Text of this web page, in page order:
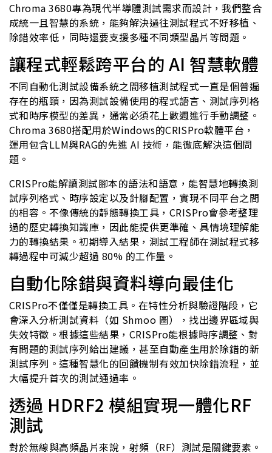
Chroma 3680專為現代半導體測試需求而設計，我們整合
成統一且智慧的系統，能夠解決過往測試程式不好移植、
除錯效率低，同時還要支援多種不同類型晶片等問題。
讓程式輕鬆跨平台的 AI 智慧軟體
不同自動化測試設備系統之間移植測試程式一直是個普遍
存在的瓶頸，因為測試設備使用的程式語言、測試序列格
式和時序模型的差異，通常必須花上數週進行手動調整。
Chroma 3680搭配用於Windows的CRISPro軟體平台，
運用包含LLM與RAG的先進 AI 技術，能徹底解決這個問
題。
CRISPro能解讀測試腳本的語法和語意，能智慧地轉換測
試序列格式、時序設定以及針腳配置，實現不同平台之間
的相容。不像傳統的靜態轉換工具，CRISPro會參考整理
過的歷史轉換知識庫，因此能提供更準確、具情境理解能
力的轉換結果。初期導入結果，測試工程師在測試程式移
轉過程中可減少超過 80% 的工作量。
自動化除錯與資料導向最佳化
CRISPro不僅僅是轉換工具。在特性分析與驗證階段，它
會深入分析測試資料（如 Shmoo 圖），找出邊界區域與
失效特徵。根據這些結果，CRISPro能根據時序調整、對
有問題的測試序列給出建議，甚至自動產生用於除錯的新
測試序列。這種智慧化的回饋機制有效加快除錯流程，並
大幅提升首次的測試通過率。
透過 HDRF2 模組實現一體化RF
測試
對於無線與高頻晶片來說，射頻（RF）測試是關鍵要素。